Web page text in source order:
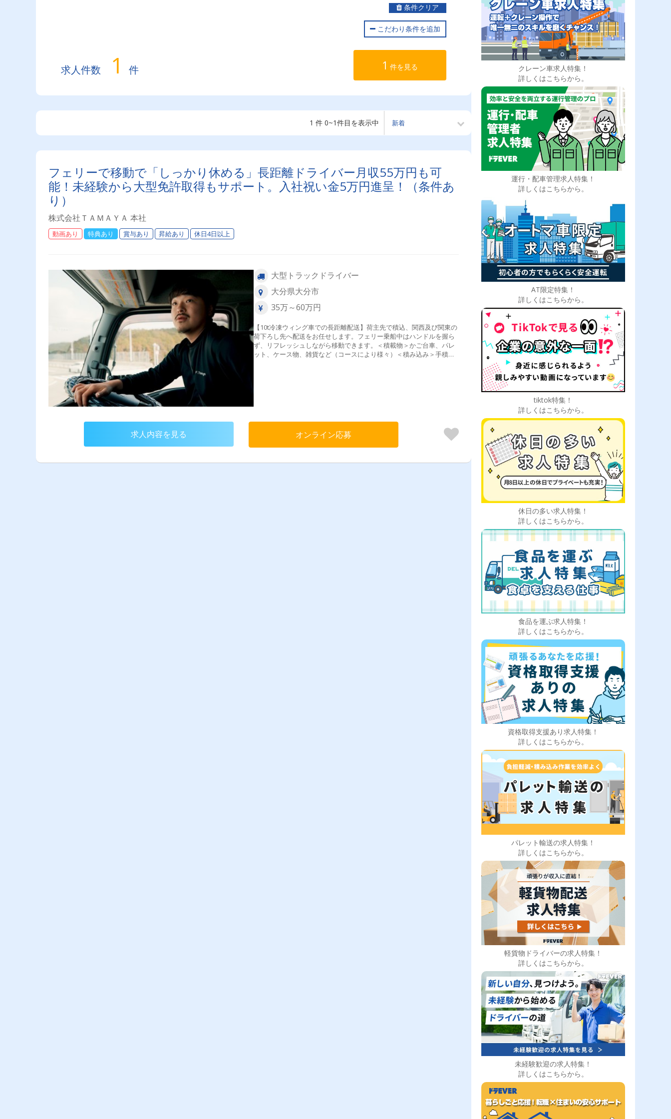
条件クリア
こだわり条件を追加
求人件数 1 件 1 件を見る
1 件 0~1件目を表示中
フェリーで移動で「しっかり休める」長距離ドライバー月収55万円も可
能！未経験から大型免許取得もサポート。入社祝い金5万円進呈！（条件あ
り）
株式会社ＴＡＭＡＹＡ 本社
動画あり 特典あり 賞与あり 昇給あり 休日4日以上
大型トラックドライバー
大分県大分市
35万～60万円
【10t冷凍ウィング車での長距離配送】荷主先で積込、関西及び関東の
荷下ろし先へ配送をお任せします。フェリー乗船中はハンドルを握ら
ず、リフレッシュしながら移動できます。＜積載物＞かご台車、パレ
ット、ケース物、雑貨など（コースにより様々）＜積み込み＞手積
求人内容を見る オンライン応募
クレーン車求人特集！
詳しくはこちらから。
運行・配車管理求人特集！
詳しくはこちらから。
AT限定特集！
詳しくはこちらから。
tiktok特集！
詳しくはこちらから。
休日の多い求人特集！
詳しくはこちらから。
食品を運ぶ求人特集！
詳しくはこちらから。
資格取得支援あり求人特集！
詳しくはこちらから。
パレット輸送の求人特集！
詳しくはこちらから。
軽貨物ドライバーの求人特集！
詳しくはこちらから。
未経験歓迎の求人特集！
詳しくはこちらから。